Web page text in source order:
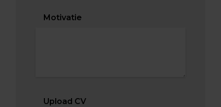
Motivatie
Upload CV